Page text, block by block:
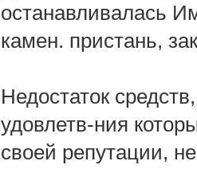
останавливалась
камен. пристань,
Недостаток
удовлетв-ния
своей репутации,